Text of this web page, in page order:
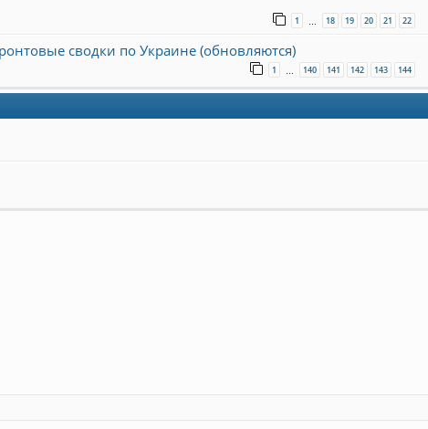
1 … 18 19 20 21 22
сводки по Украине (обновляются)
1 … 140 141 142 143 144